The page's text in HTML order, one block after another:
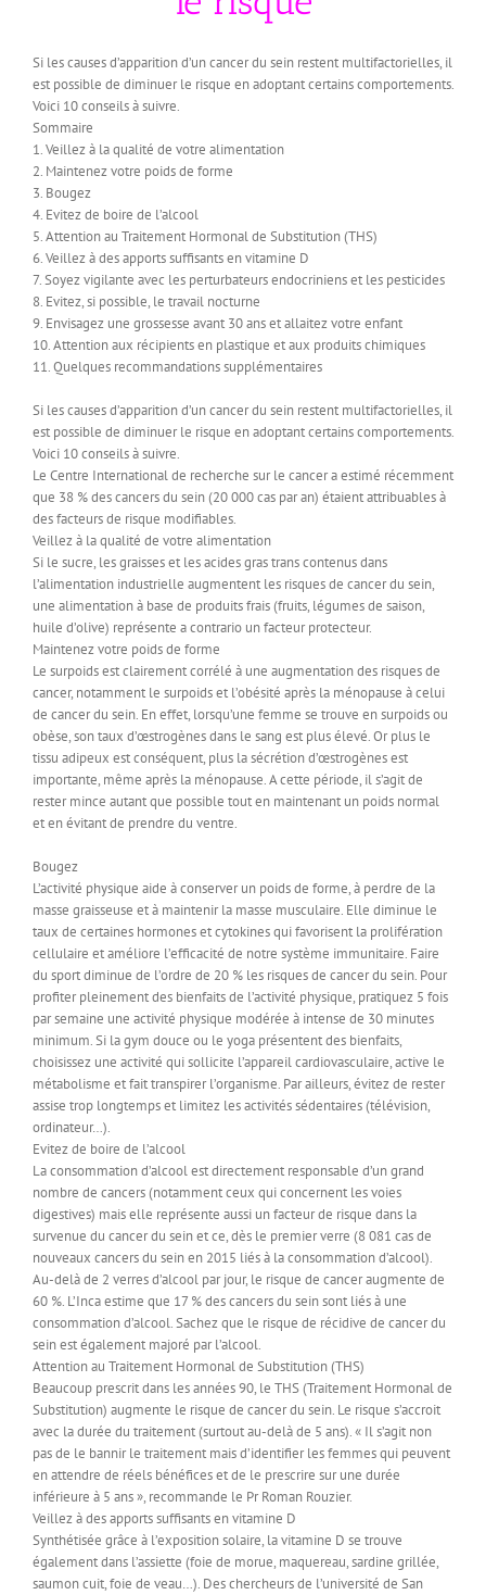
Si les causes d’apparition d’un cancer du sein restent multifactorielles, il
est possible de diminuer le risque en adoptant certains comportements.
Voici 10 conseils à suivre.
Sommaire
1. Veillez à la qualité de votre alimentation
2. Maintenez votre poids de forme
3. Bougez
4. Evitez de boire de l’alcool
5. Attention au Traitement Hormonal de Substitution (THS)
6. Veillez à des apports suffisants en vitamine D
7. Soyez vigilante avec les perturbateurs endocriniens et les pesticides
8. Evitez, si possible, le travail nocturne
9. Envisagez une grossesse avant 30 ans et allaitez votre enfant
10. Attention aux récipients en plastique et aux produits chimiques
11. Quelques recommandations supplémentaires
Si les causes d’apparition d’un cancer du sein restent multifactorielles, il
est possible de diminuer le risque en adoptant certains comportements.
Voici 10 conseils à suivre.
Le Centre International de recherche sur le cancer a estimé récemment
que 38 % des cancers du sein (20 000 cas par an) étaient attribuables à
des facteurs de risque modifiables.
Veillez à la qualité de votre alimentation
Si le sucre, les graisses et les acides gras trans contenus dans
l’alimentation industrielle augmentent les risques de cancer du sein,
une alimentation à base de produits frais (fruits, légumes de saison,
huile d’olive) représente a contrario un facteur protecteur.
Maintenez votre poids de forme
Le surpoids est clairement corrélé à une augmentation des risques de
cancer, notamment le surpoids et l’obésité après la ménopause à celui
de cancer du sein. En effet, lorsqu’une femme se trouve en surpoids ou
obèse, son taux d’œstrogènes dans le sang est plus élevé. Or plus le
tissu adipeux est conséquent, plus la sécrétion d’œstrogènes est
importante, même après la ménopause. A cette période, il s’agit de
rester mince autant que possible tout en maintenant un poids normal
et en évitant de prendre du ventre.
Bougez
L’activité physique aide à conserver un poids de forme, à perdre de la
masse graisseuse et à maintenir la masse musculaire. Elle diminue le
taux de certaines hormones et cytokines qui favorisent la prolifération
cellulaire et améliore l’efficacité de notre système immunitaire. Faire
du sport diminue de l’ordre de 20 % les risques de cancer du sein. Pour
profiter pleinement des bienfaits de l’activité physique, pratiquez 5 fois
par semaine une activité physique modérée à intense de 30 minutes
minimum. Si la gym douce ou le yoga présentent des bienfaits,
choisissez une activité qui sollicite l’appareil cardiovasculaire, active le
métabolisme et fait transpirer l’organisme. Par ailleurs, évitez de rester
assise trop longtemps et limitez les activités sédentaires (télévision,
ordinateur…).
Evitez de boire de l’alcool
La consommation d’alcool est directement responsable d’un grand
nombre de cancers (notamment ceux qui concernent les voies
digestives) mais elle représente aussi un facteur de risque dans la
survenue du cancer du sein et ce, dès le premier verre (8 081 cas de
nouveaux cancers du sein en 2015 liés à la consommation d’alcool).
Au-delà de 2 verres d’alcool par jour, le risque de cancer augmente de
60 %. L’Inca estime que 17 % des cancers du sein sont liés à une
consommation d’alcool. Sachez que le risque de récidive de cancer du
sein est également majoré par l’alcool.
Attention au Traitement Hormonal de Substitution (THS)
Beaucoup prescrit dans les années 90, le THS (Traitement Hormonal de
Substitution) augmente le risque de cancer du sein. Le risque s’accroit
avec la durée du traitement (surtout au-delà de 5 ans). « Il s’agit non
pas de le bannir le traitement mais d’identifier les femmes qui peuvent
en attendre de réels bénéfices et de le prescrire sur une durée
inférieure à 5 ans », recommande le Pr Roman Rouzier.
Veillez à des apports suffisants en vitamine D
Synthétisée grâce à l’exposition solaire, la vitamine D se trouve
également dans l’assiette (foie de morue, maquereau, sardine grillée,
saumon cuit, foie de veau…). Des chercheurs de l’université de San